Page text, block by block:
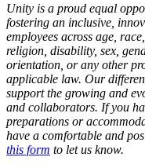
Unity is a proud equal
fostering an inclusive,
employees across age,
religion, disability, sex,
orientation, or any other
applicable law. Our
support the growing and
and collaborators. If you
preparations or
have a comfortable and
this form to let us know.